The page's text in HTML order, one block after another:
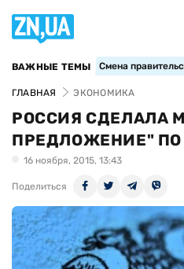
ВАЖНЫЕ ТЕМЫ Смена
ГЛАВНАЯ ЭКОНОМИКА
РОССИЯ СДЕЛАЛА
ПРЕДЛОЖЕНИЕ"
16 ноября, 2015, 13:43
Поделиться